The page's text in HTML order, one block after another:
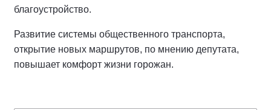
благоустройство.
Развитие системы общественного транспорта,
открытие новых маршрутов, по мнению депутата,
повышает комфорт жизни горожан.